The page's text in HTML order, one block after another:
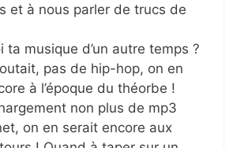
et à nous parler de trucs de
ta musique d’un autre temps ?
pas de hip-hop, on en
à l’époque du théorbe !
non plus de mp3
on en serait encore aux